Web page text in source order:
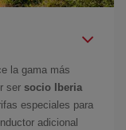
la gama más
ser socio Iberia
especiales para
adicional